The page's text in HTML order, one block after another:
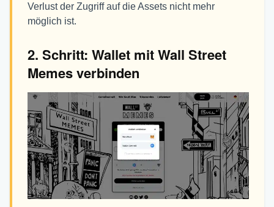
Verlust der Zugriff auf die Assets nicht mehr
möglich ist.
2. Schritt: Wallet mit Wall Street
Memes verbinden